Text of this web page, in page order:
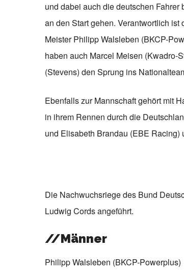
und dabei auch die deutschen
an den Start gehen. Verantwortlich
Meister Philipp Walsleben (BKCP-
haben auch Marcel Meisen (Kwadro-
(Stevens) den Sprung ins
Ebenfalls zur Mannschaft gehört mit
in ihrem Rennen durch die
und Elisabeth Brandau (EBE Racing)
Die Nachwuchsriege des Bund
Ludwig Cords angeführt.
//Männer
Philipp Walsleben (BKCP-Powerplus)